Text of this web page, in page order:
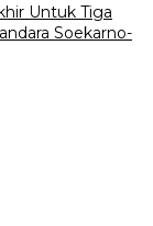
Untuk Tiga
Soekarno-